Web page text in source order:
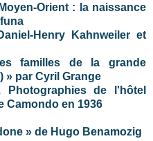
Orient : la naissance
Henry Kahnweiler et
familles de la grande
» par Cyril Grange
de l'hôtel
Camondo en 1936
» de Hugo Benamozig